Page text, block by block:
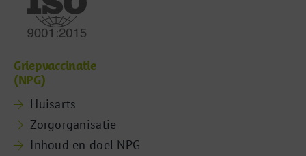
Griepvaccinatie
(NPG)
Huisarts
Zorgorganisatie
Inhoud en doel NPG